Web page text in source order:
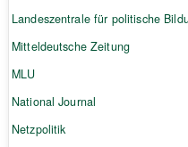
Landeszentrale für politische
Mitteldeutsche Zeitung
MLU
National Journal
Netzpolitik